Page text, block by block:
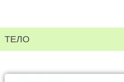
ТЕЛО